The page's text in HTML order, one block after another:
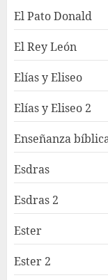
El Pato Donald
El Rey León
Elías y Eliseo
Elías y Eliseo 2
Enseñanza
Esdras
Esdras 2
Ester
Ester 2